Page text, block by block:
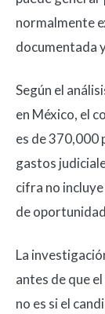
normalmente
documentada
Según el
en México, el
es de 370,000
gastos
cifra no
de
La
antes de que
no es si el